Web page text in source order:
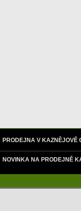
PRODEJNA V KAZNĚJOVĚ
NOVINKA NA PRODEJNĚ